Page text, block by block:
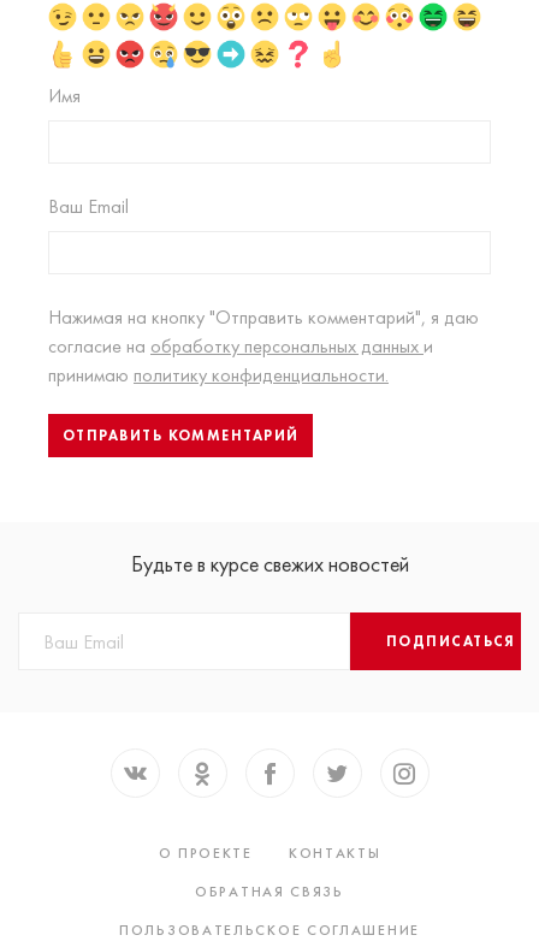
Имя
Ваш Email
Нажимая на кнопку "Отправить комментарий", я даю
согласие на обработку персональных данных и
принимаю политику конфиденциальности.
Будьте в курсе свежих новостей
ПОДПИСАТЬСЯ
О ПРОЕКТЕ
КОНТАКТЫ
ОБРАТНАЯ СВЯЗЬ
ПОЛЬЗОВАТЕЛЬСКОЕ СОГЛАШЕНИЕ